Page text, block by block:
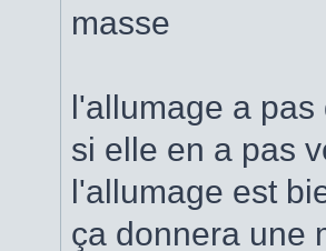
masse
l'allumage a
si elle en a pas
l'allumage est
ça donnera une